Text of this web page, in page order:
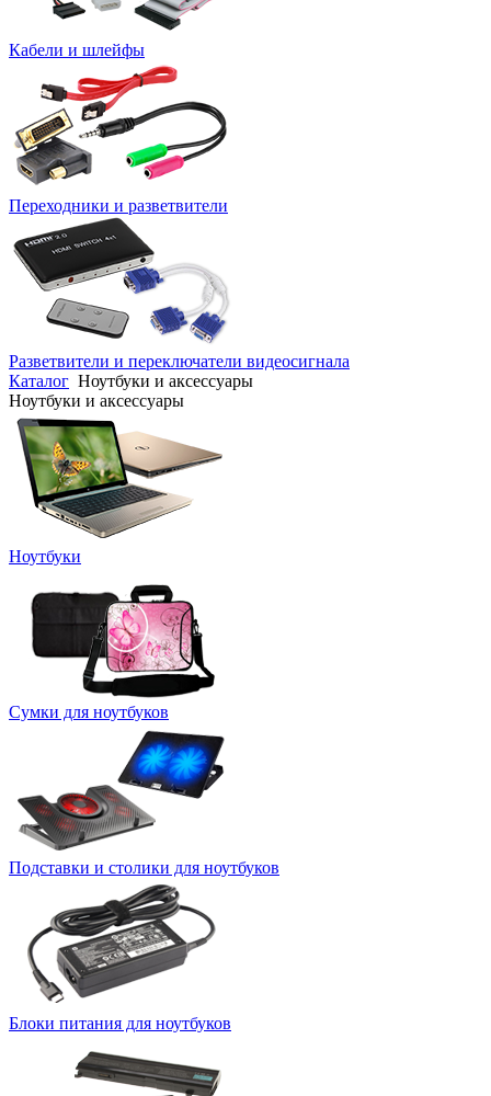
Кабели и шлейфы
Переходники и разветвители
Разветвители и переключатели видеосигнала
Каталог Ноутбуки и аксессуары
Ноутбуки и аксессуары
Ноутбуки
Сумки для ноутбуков
Подставки и столики для ноутбуков
Блоки питания для ноутбуков